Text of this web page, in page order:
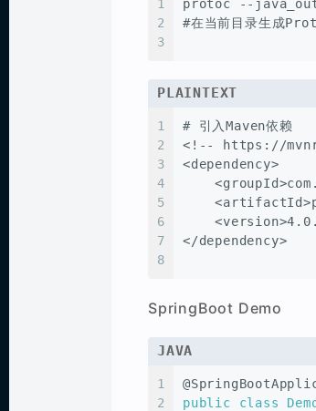
1
2
3
protoc --
#在当前目录生成
PLAINTEXT
1
2
3
4
5
6
7
8
# 引入Maven依赖
<!-- https://
<dependency>
</dependency>
SpringBoot Demo
JAVA
1
2
public
class